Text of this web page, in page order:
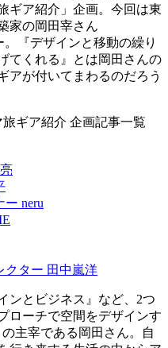
ギア紹介」企画。今回は東
家の岡田宰さん
。『デザインと移動の繰り
てくれる』とは岡田さんの
アが付いてまわるのだろう
ギア紹介 企画記事一覧
ー neru
クター 田中嵐洋
ンとビジネス』など、2つ
ローチで空間をデザインす
の主宰である岡田さん。自